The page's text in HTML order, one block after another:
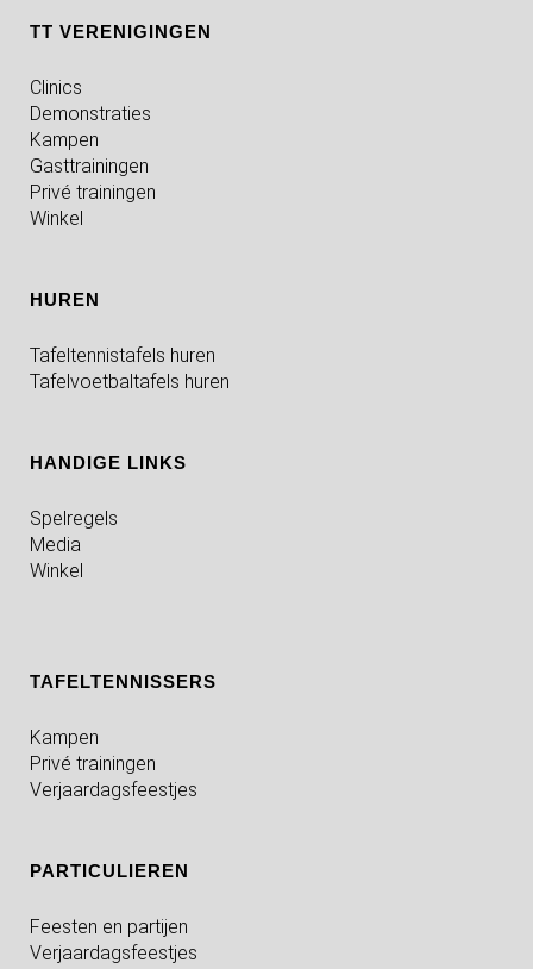
TT VERENIGINGEN
Clinics
Demonstraties
Kampen
Gasttrainingen
Privé trainingen
Winkel
HUREN
Tafeltennistafels huren
Tafelvoetbaltafels huren
HANDIGE LINKS
Spelregels
Media
Winkel
TAFELTENNISSERS
Kampen
Privé trainingen
Verjaardagsfeestjes
PARTICULIEREN
Feesten en partijen
Verjaardagsfeestjes